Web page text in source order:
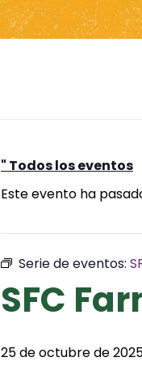
" Todos los eventos
Este evento ha
Serie de eventos:
SFC
25 de octubre de